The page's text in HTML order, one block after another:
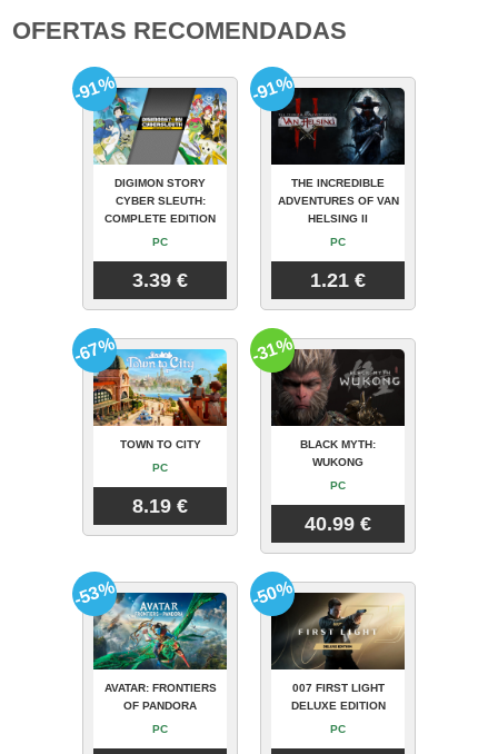
OFERTAS RECOMENDADAS
DIGIMON STORY
CYBER SLEUTH:
COMPLETE EDITION
PC
3.39 €
-91%
THE INCREDIBLE
ADVENTURES OF VAN
HELSING II
PC
1.21 €
-91%
TOWN TO CITY
PC
8.19 €
-67%
BLACK MYTH:
WUKONG
PC
40.99 €
-31%
AVATAR: FRONTIERS
OF PANDORA
PC
-53%
007 FIRST LIGHT
DELUXE EDITION
PC
-50%